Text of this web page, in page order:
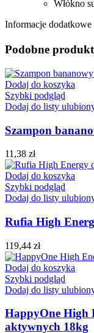
Włókno
Informacje dodatkowe
Podobne
Dodaj do koszyka
Szybki podgląd
Dodaj do listy
Szampon
11,38 zł
Dodaj do koszyka
Szybki podgląd
Dodaj do listy
Rufia High
119,44 zł
Dodaj do koszyka
Szybki podgląd
Dodaj do listy
HappyOne High
aktywnych 18kg